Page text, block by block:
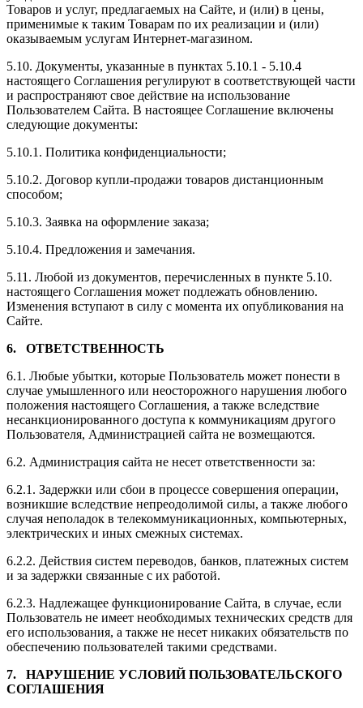
Товаров и услуг, предлагаемых на Сайте, и (или) в цены,
применимые к таким Товарам по их реализации и (или)
оказываемым услугам Интернет-магазином.
5.10. Документы, указанные в пунктах 5.10.1 - 5.10.4
настоящего Соглашения регулируют в соответствующей части
и распространяют свое действие на использование
Пользователем Сайта. В настоящее Соглашение включены
следующие документы:
5.10.1. Политика конфиденциальности;
5.10.2. Договор купли-продажи товаров дистанционным
способом;
5.10.3. Заявка на оформление заказа;
5.10.4. Предложения и замечания.
5.11. Любой из документов, перечисленных в пункте 5.10.
настоящего Соглашения может подлежать обновлению.
Изменения вступают в силу с момента их опубликования на
Сайте.
6. ОТВЕТСТВЕННОСТЬ
6.1. Любые убытки, которые Пользователь может понести в
случае умышленного или неосторожного нарушения любого
положения настоящего Соглашения, а также вследствие
несанкционированного доступа к коммуникациям другого
Пользователя, Администрацией сайта не возмещаются.
6.2. Администрация сайта не несет ответственности за:
6.2.1. Задержки или сбои в процессе совершения операции,
возникшие вследствие непреодолимой силы, а также любого
случая неполадок в телекоммуникационных, компьютерных,
электрических и иных смежных системах.
6.2.2. Действия систем переводов, банков, платежных систем
и за задержки связанные с их работой.
6.2.3. Надлежащее функционирование Сайта, в случае, если
Пользователь не имеет необходимых технических средств для
его использования, а также не несет никаких обязательств по
обеспечению пользователей такими средствами.
7. НАРУШЕНИЕ УСЛОВИЙ ПОЛЬЗОВАТЕЛЬСКОГО
СОГЛАШЕНИЯ